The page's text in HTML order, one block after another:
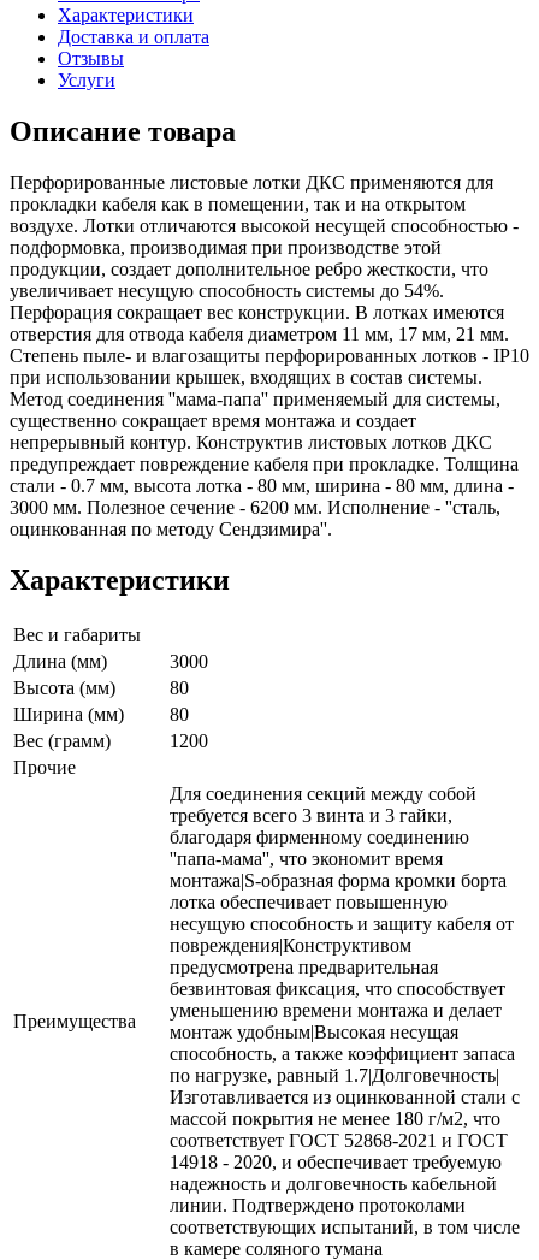
Характеристики
Доставка и оплата
Отзывы
Услуги
Описание товара
Перфорированные листовые лотки ДКС применяются для
прокладки кабеля как в помещении, так и на открытом
воздухе. Лотки отличаются высокой несущей способностью -
подформовка, производимая при производстве этой
продукции, создает дополнительное ребро жесткости, что
увеличивает несущую способность системы до 54%.
Перфорация сокращает вес конструкции. В лотках имеются
отверстия для отвода кабеля диаметром 11 мм, 17 мм, 21 мм.
Степень пыле- и влагозащиты перфорированных лотков - IP10
при использовании крышек, входящих в состав системы.
Метод соединения ''мама-папа'' применяемый для системы,
существенно сокращает время монтажа и создает
непрерывный контур. Конструктив листовых лотков ДКС
предупреждает повреждение кабеля при прокладке. Толщина
стали - 0.7 мм, высота лотка - 80 мм, ширина - 80 мм, длина -
3000 мм. Полезное сечение - 6200 мм. Исполнение - ''сталь,
оцинкованная по методу Сендзимира''.
Характеристики
Вес и габариты
Длина (мм)
3000
Высота (мм)
80
Ширина (мм)
80
Вес (грамм)
1200
Прочие
Преимущества
Для соединения секций между собой
требуется всего 3 винта и 3 гайки,
благодаря фирменному соединению
''папа-мама'', что экономит время
монтажа|S-образная форма кромки борта
лотка обеспечивает повышенную
несущую способность и защиту кабеля от
повреждения|Конструктивом
предусмотрена предварительная
безвинтовая фиксация, что способствует
уменьшению времени монтажа и делает
монтаж удобным|Высокая несущая
способность, а также коэффициент запаса
по нагрузке, равный 1.7|Долговечность|
Изготавливается из оцинкованной стали с
массой покрытия не менее 180 г/м2, что
соответствует ГОСТ 52868-2021 и ГОСТ
14918 - 2020, и обеспечивает требуемую
надежность и долговечность кабельной
линии. Подтверждено протоколами
соответствующих испытаний, в том числе
в камере соляного тумана